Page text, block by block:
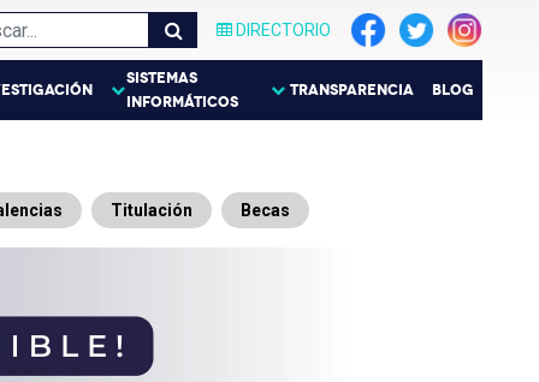
DIRECTORIO
SISTEMAS
INFORMÁTICOS
TRANSPARENCIA BLOG
Titulación Becas